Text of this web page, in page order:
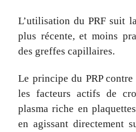
L’utilisation du PRF suit
plus récente, et moins
des greffes capillaires.
Le principe du PRP
les facteurs actifs de
plasma riche en
en agissant directement